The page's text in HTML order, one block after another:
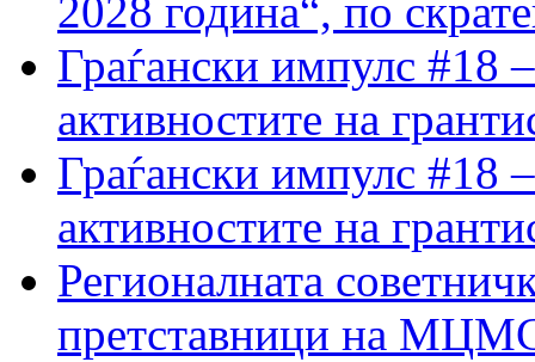
2028 година“, по
Граѓански импулс #18
активностите на
Граѓански импулс #18
активностите на
Регионалната
претставници на МЦМС